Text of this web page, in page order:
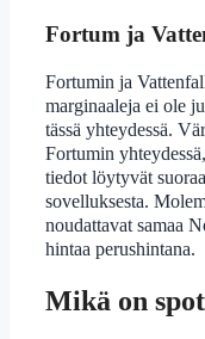
Fortum ja
Fortumin ja
marginaaleja ei ole
tässä yhteydessä.
Fortumin
tiedot löytyvät
sovelluksesta.
noudattavat samaa
hintaa perushintana.
Mikä on